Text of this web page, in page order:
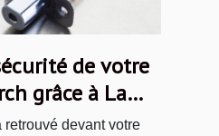
de votre
grâce à La
Serruriers
devant votre